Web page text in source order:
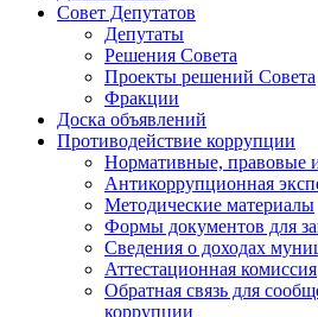
Совет Депутатов
Депутаты
Решения Совета
Проекты решений Совета
Фракции
Доска объявлений
Противодействие коррупции
Нормативные, правовые
Антикоррупционная
Методические материалы
Формы документов для
Сведения о доходах
Аттестационная комиссия
Обратная связь для
коррупции